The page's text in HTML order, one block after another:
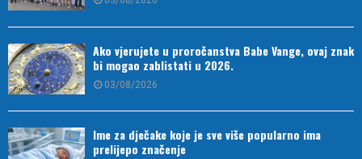
Ako vjerujete u proročanstva Babe Vange, ovaj znak
bi mogao zablistati u 2026.
03/08/2026
Ime za dječake koje je sve više popularno ima
prelijepo značenje